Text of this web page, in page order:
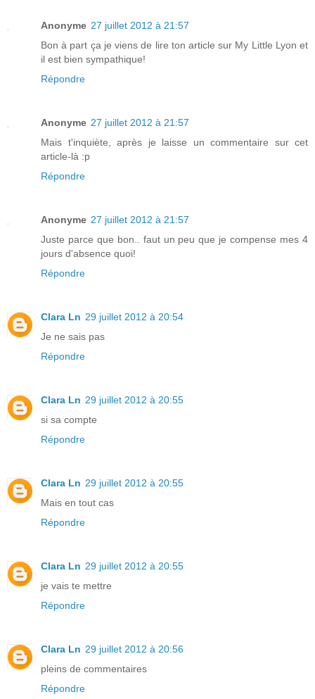
Anonyme 27 juillet 2012 à 21:57
Bon à part ça je viens de lire ton article sur My Little Lyon et
il est bien sympathique!
Répondre
Anonyme 27 juillet 2012 à 21:57
Mais t'inquiète, après je laisse un commentaire sur cet
article-là :p
Répondre
Anonyme 27 juillet 2012 à 21:57
Juste parce que bon.. faut un peu que je compense mes 4
jours d'absence quoi!
Répondre
Clara Ln 29 juillet 2012 à 20:54
Je ne sais pas
Répondre
Clara Ln 29 juillet 2012 à 20:55
si sa compte
Répondre
Clara Ln 29 juillet 2012 à 20:55
Mais en tout cas
Répondre
Clara Ln 29 juillet 2012 à 20:55
je vais te mettre
Répondre
Clara Ln 29 juillet 2012 à 20:56
pleins de commentaires
Répondre